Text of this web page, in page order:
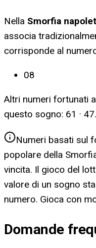
Nella Smorfia
associa
corrisponde al
08
Altri numeri fortunati
questo sogno: 61 · 47.
Numeri basati sul
popolare della
vincita. Il gioco del
valore di un sogno
numero. Gioca con
Domande